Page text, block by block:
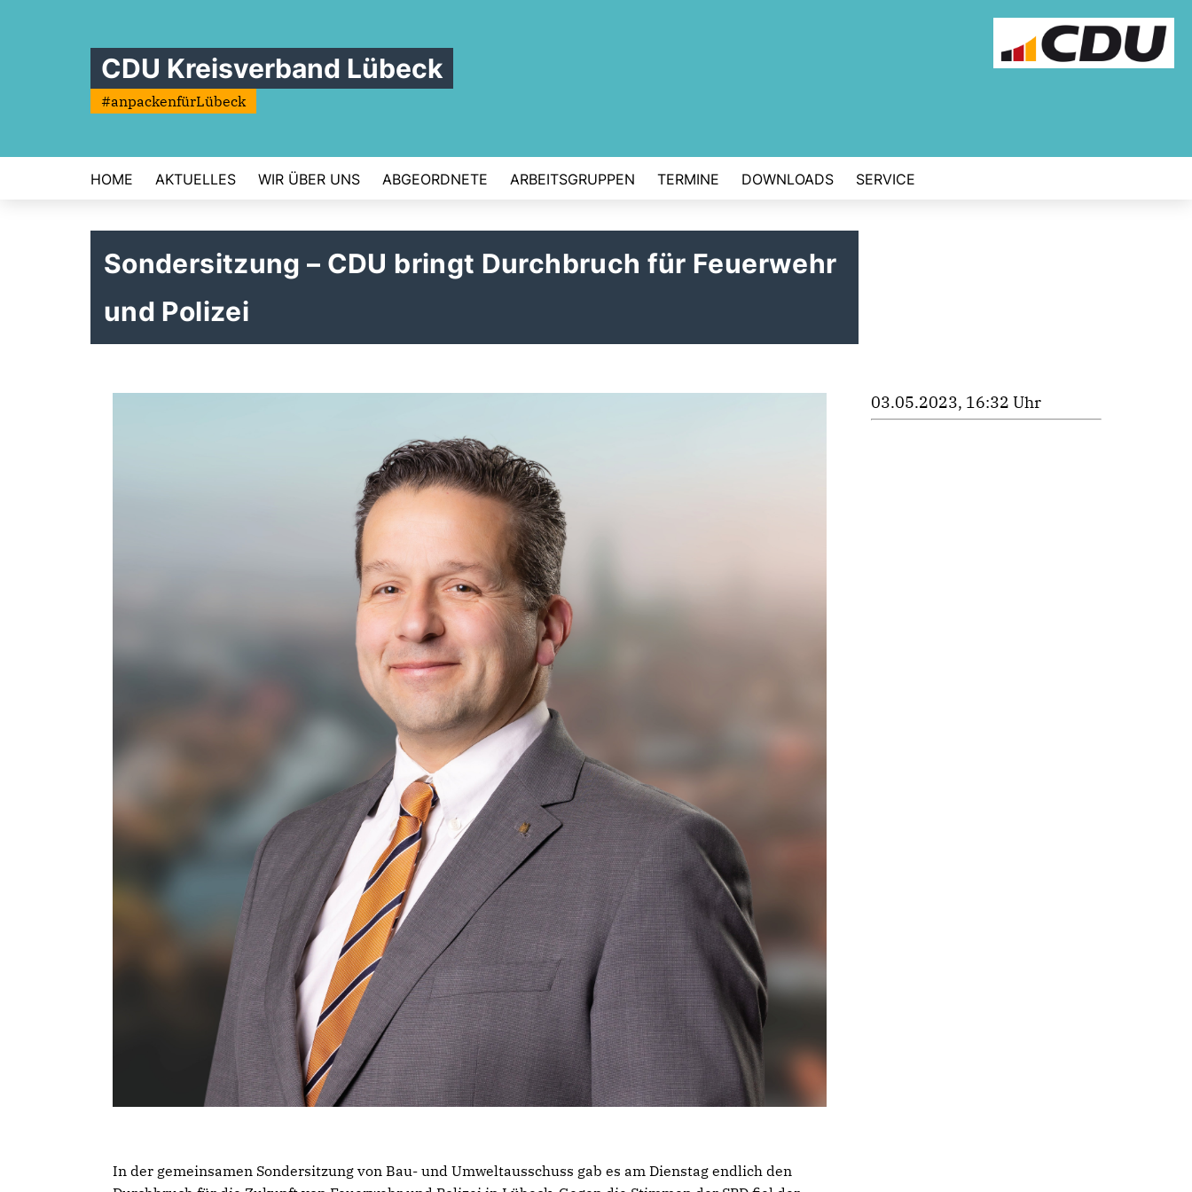
CDU Kreisverband Lübeck
#anpackenfürLübeck
HOME AKTUELLES WIR ÜBER UNS ABGEORDNETE ARBEITSGRUPPEN TERMINE DOWNLOADS SERVICE
Sondersitzung – CDU bringt Durchbruch für Feuerwehr
und Polizei
In der gemeinsamen Sondersitzung von Bau- und Umweltausschuss gab es am Dienstag endlich den
03.05.2023, 16:32 Uhr